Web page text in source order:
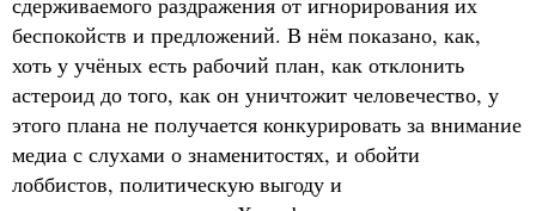
беспокойств и предложений. В нём показано, как,
хоть у учёных есть рабочий план, как отклонить
астероид до того, как он уничтожит человечество, у
этого плана не получается конкурировать за внимание
медиа с слухами о знаменитостях, и обойти
лоббистов, политическую выгоду и